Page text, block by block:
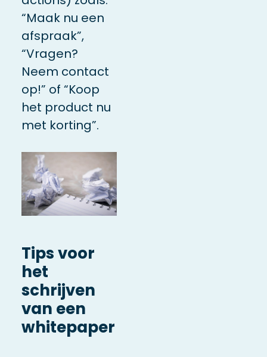
“Maak nu een
afspraak”,
“Vragen?
Neem contact
op!” of “Koop
het product nu
met korting”.
Tips voor
het
schrijven
van een
whitepaper